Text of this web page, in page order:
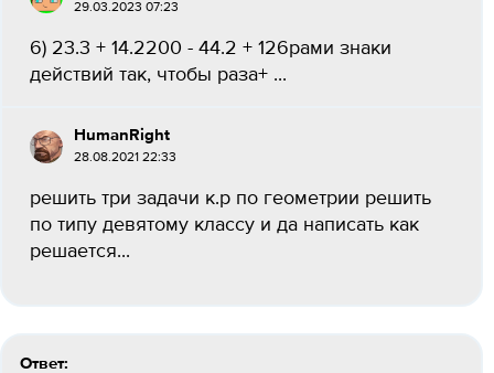
29.03.2023 07:23
6) 23.3 + 14.2200 - 44.2 + 126рами знаки
действий так, чтобы раза+ ​...
HumanRight
28.08.2021 22:33
решить три задачи к.р по геометрии решить
по типу девятому классу​ и да написать как
решается...
Ответ: